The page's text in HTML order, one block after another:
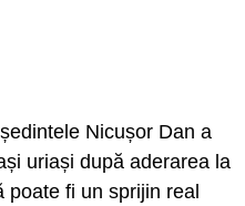
Nicușor Dan a
uriași după aderarea la
fi un sprijin real